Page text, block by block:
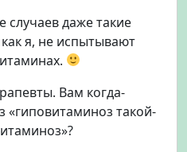
даже такие
я, не испытывают
Вам когда-
«гиповитаминоз такой-